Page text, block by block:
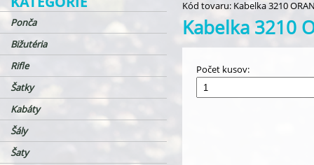
Ponča
Bižutéria
Rifle
Šatky
Kabáty
Šály
Šaty
Kód tovaru: Kabelka 3210
Kabelka 3210
Počet kusov: